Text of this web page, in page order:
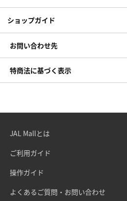
ショップガイド
お問い合わせ先
特商法に基づく表示
JAL Mallとは
ご利用ガイド
操作ガイド
よくあるご質問・お問い合わせ